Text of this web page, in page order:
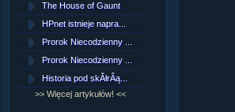
The House of Gaunt
HPnet istnieje napra...
Prorok Niecodzienny ...
Prorok Niecodzienny ...
Historia pod skĂłrÂą...
>> Więcej artykułów! <<